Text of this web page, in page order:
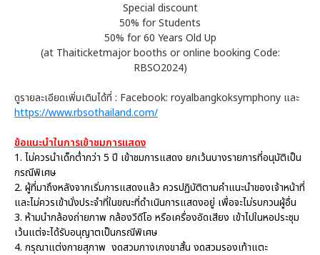
Special discount
50% for Students
50% for 60 Years Old Up
(at Thaiticketmajor booths or online booking Code:
RBSO2024)
ดูรายละเอียดเพิ่มเติมได้ที่ : Facebook: royalbangkoksymphony และ
https://www.rbsothailand.com/
ข้อแนะนำในการเข้าชมการแสดง
1. ไม่ควรนำเด็กต่ำกว่า 5 ปี เข้าชมการแสดง ยกเว้นบางรายการที่อนุมัติเป็น
กรณีพิเศษ
2. ผู้ที่มาถึงหลังจากเริ่มการแสดงแล้ว ควรปฏิบัติตามคำแนะนำของเจ้าหน้าที่
และไม่ควรเข้านั่งประจำที่ในขณะที่ดำเนินการแสดงอยู่ เพื่อจะไม่รบกวนผู้อื่น
3. ห้ามนำกล้องถ่ายภาพ กล้องวีดีโอ หรือเครื่องอัดเสียง เข้าไปในหอประชุม
เว้นแต่จะได้รับอนุญาตเป็นกรณีพิเศษ
4. กรุณาแต่งกายสุภาพ งดสวมกางเกงขาสั้น งดสวมรองเท้าแตะ